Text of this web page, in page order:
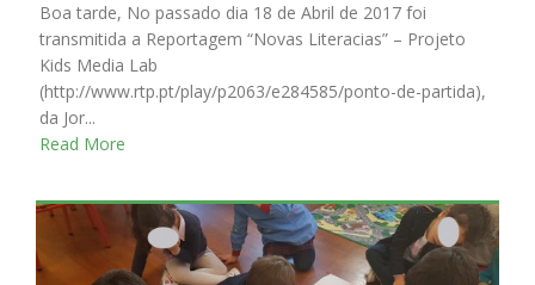
Boa tarde, No passado dia 18 de Abril de 2017 foi
transmitida a Reportagem “Novas Literacias” – Projeto
Kids Media Lab
(http://www.rtp.pt/play/p2063/e284585/ponto-de-partida),
da Jor...
Read More